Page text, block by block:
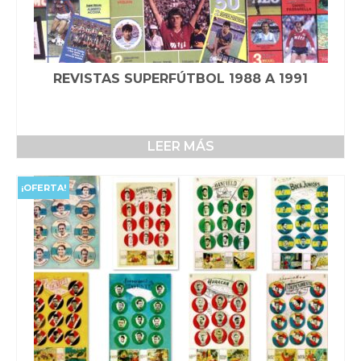
REVISTAS SUPERFÚTBOL 1988 A 1991
LEER MÁS
¡OFERTA!